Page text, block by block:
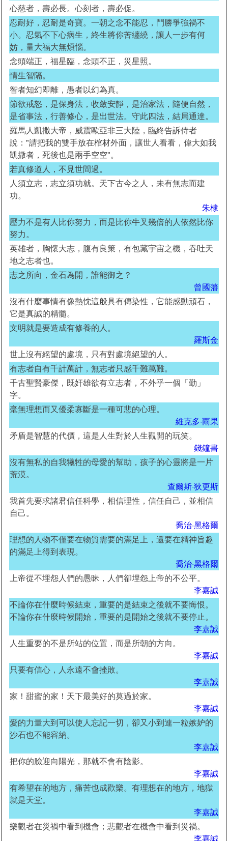
心慈者，壽必長。心刻者，壽必促。
忍耐好，忍耐是奇寶。一朝之念不能忍，鬥勝爭強禍不
小。忍氣不下心病生，終生將你苦纏繞，讓人一步有何
妨，量大福大無煩惱。
念頭端正，福星臨，念頭不正，災星照。
情生智隔。
智者知幻即離，愚者以幻為真。
節欲戒怒，是保身法，收斂安靜，是治家法，隨便自然，
是省事法，行善修心，是出世法。守此四法，結局通達。
羅馬人凱撒大帝，威震歐亞非三大陸，臨終告訴侍者
說："請把我的雙手放在棺材外面，讓世人看看，偉大如我
凱撒者，死後也是兩手空空"。
若真修道人，不見世間過。
人須立志，志立須功就。天下古今之人，未有無志而建
功。
朱棣
壓力不是有人比你努力，而是比你牛叉幾倍的人依然比你
努力。
英雄者，胸懷大志，腹有良策，有包藏宇宙之機，吞吐天
地之志者也。
志之所向，金石為開，誰能御之？
曾國藩
沒有什麼事情有像熱忱這般具有傳染性，它能感動頑石，
它是真誠的精髓。
文明就是要造成有修養的人。
羅斯金
世上沒有絕望的處境，只有對處境絕望的人。
有志者自有千計萬計，無志者只感千難萬難。
千古聖賢豪傑，既奸雄欲有立志者，不外乎一個「勤」
字。
毫無理想而又優柔寡斷是一種可悲的心理。
維克多·雨果
矛盾是智慧的代價，這是人生對於人生觀開的玩笑。
錢鐘書
沒有無私的自我犧牲的母愛的幫助，孩子的心靈將是一片
荒漠。
查爾斯·狄更斯
我首先要求諸君信任科學，相信理性，信任自己，並相信
自己。
喬治·黑格爾
理想的人物不僅要在物質需要的滿足上，還要在精神旨趣
的滿足上得到表現。
喬治·黑格爾
上帝從不埋怨人們的愚昧，人們卻埋怨上帝的不公平。
李嘉誠
不論你在什麼時候結束，重要的是結束之後就不要悔恨。
不論你在什麼時候開始，重要的是開始之後就不要停止。
李嘉誠
人生重要的不是所站的位置，而是所朝的方向。
李嘉誠
只要有信心，人永遠不會挫敗。
李嘉誠
家！甜蜜的家！天下最美好的莫過於家。
李嘉誠
愛的力量大到可以使人忘記一切，卻又小到連一粒嫉妒的
沙石也不能容納。
李嘉誠
把你的臉迎向陽光，那就不會有陰影。
李嘉誠
有希望在的地方，痛苦也成歡樂。有理想在的地方，地獄
就是天堂。
李嘉誠
樂觀者在災禍中看到機會；悲觀者在機會中看到災禍。
李嘉誠